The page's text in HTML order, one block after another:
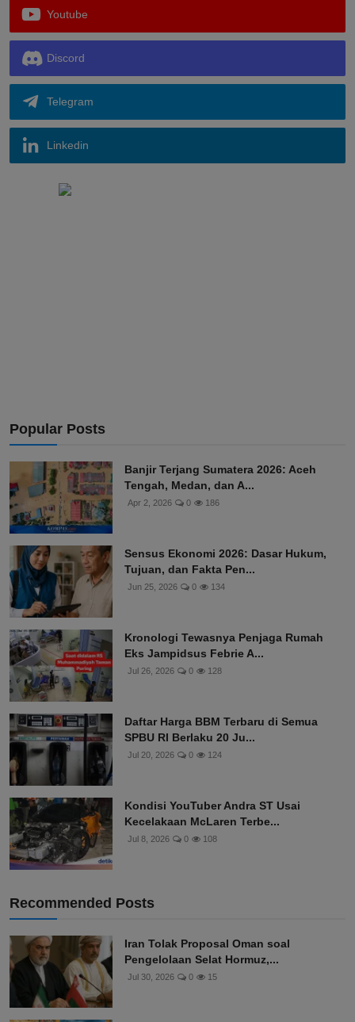
Youtube
Discord
Telegram
Linkedin
Popular Posts
Banjir Terjang Sumatera 2026: Aceh
Tengah, Medan, dan A...
Apr 2, 2026 0 186
Sensus Ekonomi 2026: Dasar Hukum,
Tujuan, dan Fakta Pen...
Jun 25, 2026 0 134
Kronologi Tewasnya Penjaga Rumah
Eks Jampidsus Febrie A...
Jul 26, 2026 0 128
Daftar Harga BBM Terbaru di Semua
SPBU RI Berlaku 20 Ju...
Jul 20, 2026 0 124
Kondisi YouTuber Andra ST Usai
Kecelakaan McLaren Terbe...
Jul 8, 2026 0 108
Recommended Posts
Iran Tolak Proposal Oman soal
Pengelolaan Selat Hormuz,...
Jul 30, 2026 0 15